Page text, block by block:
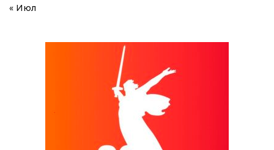
« Июл